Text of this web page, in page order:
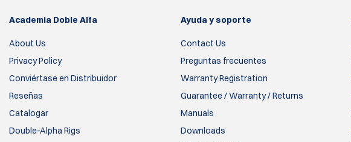
Academia Doble Alfa
About Us
Privacy Policy
Conviértase en Distribuidor
Reseñas
Catalogar
Double-Alpha Rigs
Ayuda y soporte
Contact Us
Preguntas frecuentes
Warranty Registration
Guarantee / Warranty / Returns
Manuals
Downloads